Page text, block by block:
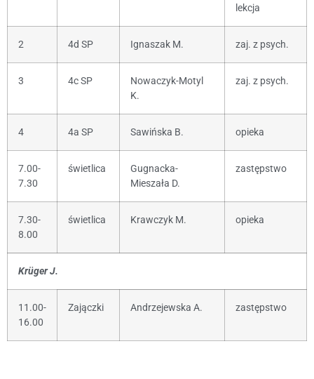
lekcja
2 4d SP Ignaszak M. zaj. z psych.
3 4c SP
Nowaczyk-Motyl
K.
zaj. z psych.
4 4a SP Sawińska B. opieka
7.00-
7.30
świetlica
Gugnacka-
Mieszała D.
zastępstwo
7.30-
8.00
świetlica Krawczyk M. opieka
Krüger J.
11.00-
16.00
Zajączki Andrzejewska A. zastępstwo